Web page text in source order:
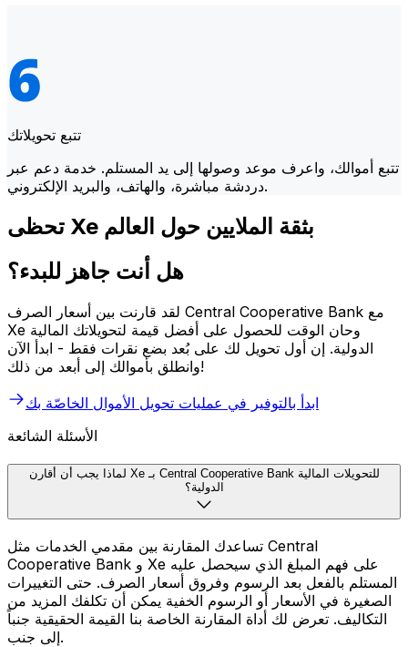
تتبع تحويلاتك
تتبع أموالك، واعرف موعد وصولها إلى يد المستلم. خدمة دعم عبر
دردشة مباشرة، والهاتف، والبريد الإلكتروني.
تحظى Xe بثقة الملايين حول العالم
هل أنت جاهز للبدء؟
لقد قارنت بين أسعار الصرف Central Cooperative Bank مع
Xe وحان الوقت للحصول على أفضل قيمة لتحويلاتك المالية
الدولية. إن أول تحويل لك على بُعد بضع نقرات فقط - ابدأ الآن
وانطلق بأموالك إلى أبعد من ذلك!
ابدأ بالتوفير في عمليات تحويل الأموال الخاصّة بك
الأسئلة الشائعة
لماذا يجب أن أقارن Xe بـ Central Cooperative Bank للتحويلات المالية
الدولية؟
تساعدك المقارنة بين مقدمي الخدمات مثل Central
Cooperative Bank و Xe على فهم المبلغ الذي سيحصل عليه
المستلم بالفعل بعد الرسوم وفروق أسعار الصرف. حتى التغييرات
الصغيرة في الأسعار أو الرسوم الخفية يمكن أن تكلفك المزيد من
التكاليف. تعرض لك أداة المقارنة الخاصة بنا القيمة الحقيقية جنباً
إلى جنب.